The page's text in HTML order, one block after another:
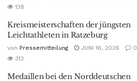
138
Kreismeisterschaften der jüngsten
Leichtathleten in Ratzeburg
von Pressemitteilung JUNI 16, 2026
0
313
Medaillen bei den Norddeutschen